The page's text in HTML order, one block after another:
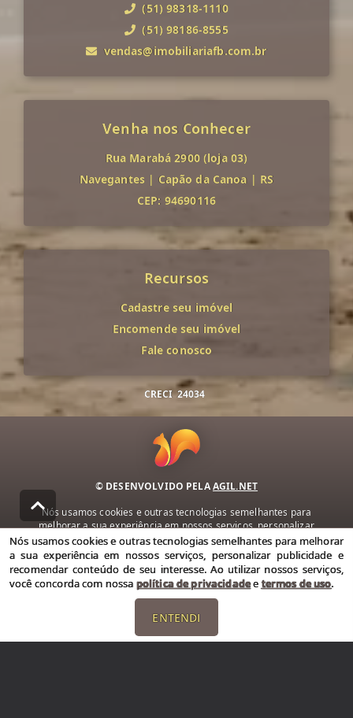
(51) 98318-1110
(51) 98186-8555
vendas@imobiliariafb.com.br
Venha nos Conhecer
Rua Marabá 2900 (loja 03)
Navegantes | Capão da Canoa | RS
CEP: 94690116
Recursos
Cadastre seu imóvel
Encomende seu imóvel
Fale conosco
CRECI 24034
© DESENVOLVIDO PELAAGIL.NET
Nós usamos cookies e outras tecnologias semelhantes para
melhorar a sua experiência em nossos serviços, personalizar
publicidade e recomendar conteúdo de seu interesse. Ao utilizar
nossos serviços, você concorda com nossa política de privacidade e
termos de uso.
Política de Privacidade Termos de uso
Nós usamos cookies e outras tecnologias semelhantes para melhorar
a sua experiência em nossos serviços, personalizar publicidade e
recomendar conteúdo de seu interesse. Ao utilizar nossos serviços,
você concorda com nossa política de privacidadeetermos de uso.
ENTENDI